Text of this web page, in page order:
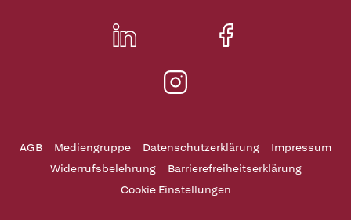
AGB Mediengruppe Datenschutzerklärung
Impressum
Widerrufsbelehrung
Barrierefreiheitserklärung
Cookie Einstellungen